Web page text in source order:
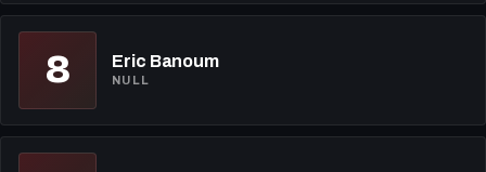
8 Eric Banoum
NULL